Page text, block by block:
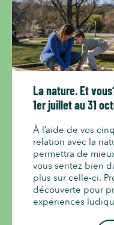
La nature. Et
1er juillet au 31
À l’aide de vos
relation avec la
permettra de
vous sentez bien
plus sur celle-ci.
découverte pour
expériences